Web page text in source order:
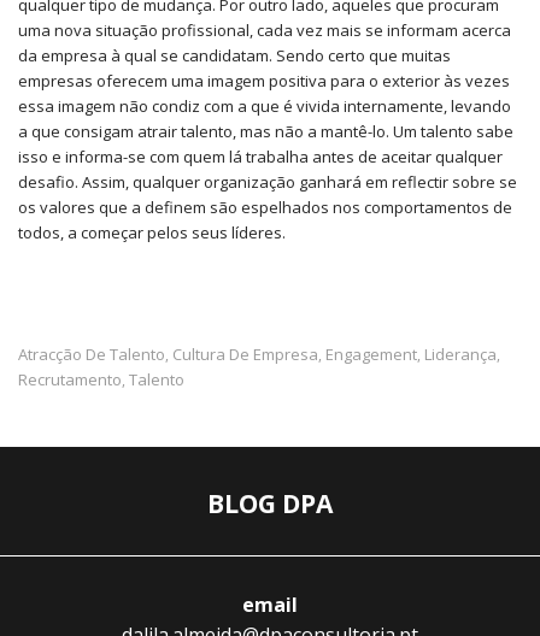
qualquer tipo de mudança. Por outro lado, aqueles que procuram
uma nova situação profissional, cada vez mais se informam acerca
da empresa à qual se candidatam. Sendo certo que muitas
empresas oferecem uma imagem positiva para o exterior às vezes
essa imagem não condiz com a que é vivida internamente, levando
a que consigam atrair talento, mas não a mantê-lo. Um talento sabe
isso e informa-se com quem lá trabalha antes de aceitar qualquer
desafio. Assim, qualquer organização ganhará em reflectir sobre se
os valores que a definem são espelhados nos comportamentos de
todos, a começar pelos seus líderes.
Atracção De Talento, Cultura De Empresa, Engagement, Liderança,
Recrutamento, Talento
BLOG DPA
email